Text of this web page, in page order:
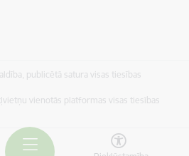
publicētā satura visas tiesības
vienotās platformas visas tiesības